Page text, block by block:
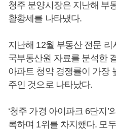
청주 분양시장은 지난해 부
활황세를 나타냈다.
지난해 12월 부동산 전문
국부동산원 자료를 분석한
아파트 청약 경쟁률이 가장
주인 것으로 나타났다.
‘청주 가경 아이파크 6단지’
록하며 1위를 차지했다. 모